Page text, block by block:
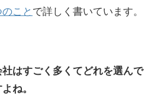
ことで詳しく書いています。
はすごく多くてどれを選んで
ね。